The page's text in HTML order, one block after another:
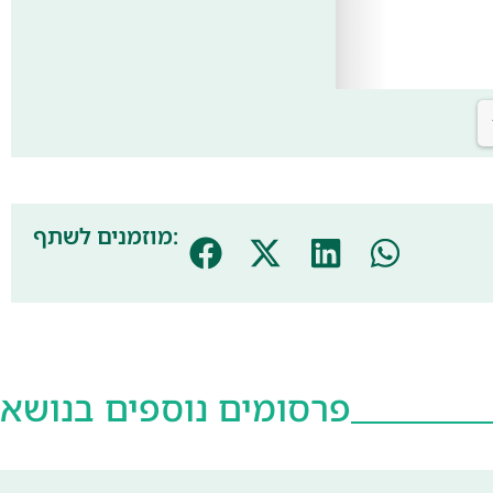
מוזמנים לשתף:
פרסומים נוספים בנושא